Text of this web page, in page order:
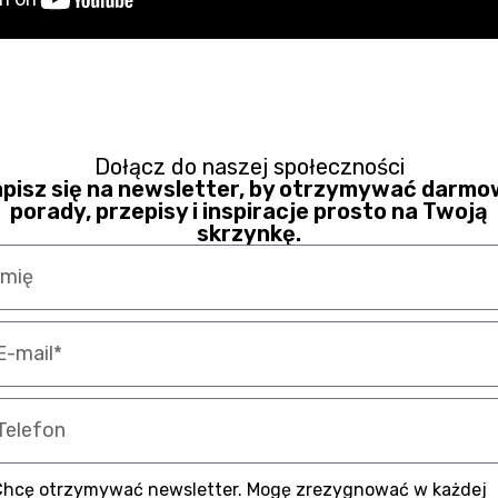
Dołącz do naszej społeczności
się na newsletter, by otrzymywać
porady, przepisy i inspiracje prosto na Twoją
skrzynkę.
otrzymywać newsletter. Mogę zrezygnować w każdej